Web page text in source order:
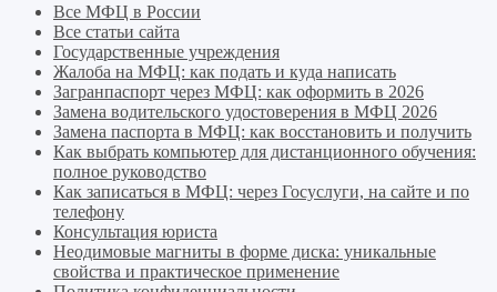
Все МФЦ в России
Все статьи сайта
Государственные учреждения
Жалоба на МФЦ: как подать и куда написать
Загранпаспорт через МФЦ: как оформить в 2026
Замена водительского удостоверения в МФЦ 2026
Замена паспорта в МФЦ: как восстановить и получить
Как выбрать компьютер для дистанционного обучения:
полное руководство
Как записаться в МФЦ: через Госуслуги, на сайте и по
телефону
Консультация юриста
Неодимовые магниты в форме диска: уникальные
свойства и практическое применение